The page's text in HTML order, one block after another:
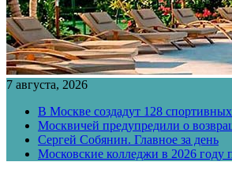
7 августа, 2026
В Москве создадут 128
Москвичей предупредили о
Сергей Собянин. Главное за день
Московские колледжи в 2026 году